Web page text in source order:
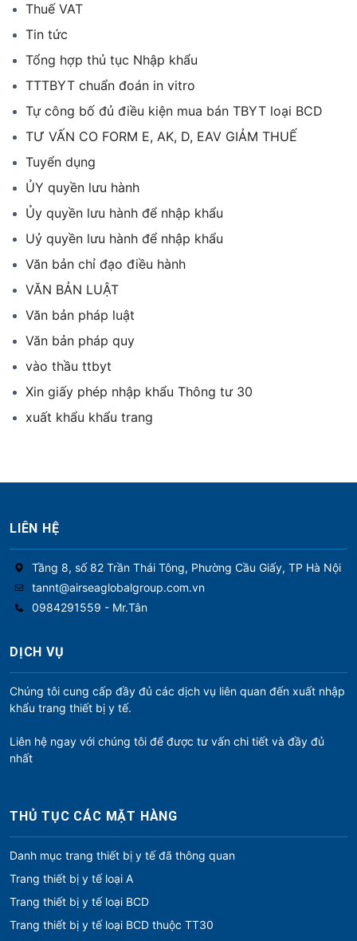
Thuế VAT
Tin tức
Tổng hợp thủ tục Nhập khẩu
TTTBYT chuẩn đoán in vitro
Tự công bố đủ điều kiện mua bán TBYT loại BCD
TƯ VẤN CO FORM E, AK, D, EAV GIẢM THUẾ
Tuyển dụng
ỦY quyền lưu hành
Ủy quyền lưu hành để nhập khẩu
Uỷ quyền lưu hành để nhập khẩu
Văn bản chỉ đạo điều hành
VĂN BẢN LUẬT
Văn bản pháp luật
Văn bản pháp quy
vào thầu ttbyt
Xin giấy phép nhập khẩu Thông tư 30
xuất khẩu khẩu trang
LIÊN HỆ
Tầng 8, số 82 Trần Thái Tông, Phường Cầu Giấy, TP Hà Nội
tannt@airseaglobalgroup.com.vn
0984291559 - Mr.Tân
DỊCH VỤ
Chúng tôi cung cấp đầy đủ các dịch vụ liên quan đến xuất nhập
khẩu trang thiết bị y tế.
Liên hệ ngay với chúng tôi để được tư vấn chi tiết và đầy đủ
nhất
THỦ TỤC CÁC MẶT HÀNG
Danh mục trang thiết bị y tế đã thông quan
Trang thiết bị y tế loại A
Trang thiết bị y tế loại BCD
Trang thiết bị y tế loại BCD thuộc TT30